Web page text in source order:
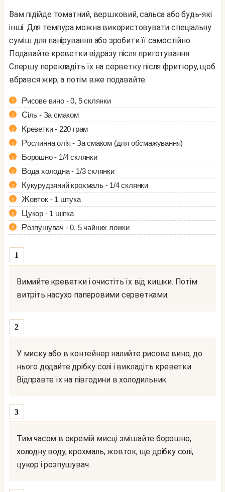
Вам підійде томатний, вершковий, сальса або будь-які
інші. Для темпура можна використовувати спеціальну
суміш для панірування або зробити її самостійно.
Подавайте креветки відразу після приготування.
Спершу перекладіть їх на серветку після фритюру, щоб
вбрався жир, а потім вже подавайте.
Рисове вино - 0, 5 склянки
Сіль - За смаком
Креветки - 220 грам
Рослинна олія - За смаком (для обсмажування)
Борошно - 1/4 склянки
Вода холодна - 1/3 склянки
Кукурудзяний крохмаль - 1/4 склянки
Жовток - 1 штука
Цукор - 1 щіпка
Розпушувач - 0, 5 чайних ложки
1
Вимийте креветки і очистіть їх від кишки. Потім
витріть насухо паперовими серветками.
2
У миску або в контейнер налийте рисове вино, до
нього додайте дрібку солі і викладіть креветки.
Відправте їх на півгодини в холодильник.
3
Тим часом в окремій мисці змішайте борошно,
холодну воду, крохмаль, жовток, ще дрібку солі,
цукор і розпушувач.